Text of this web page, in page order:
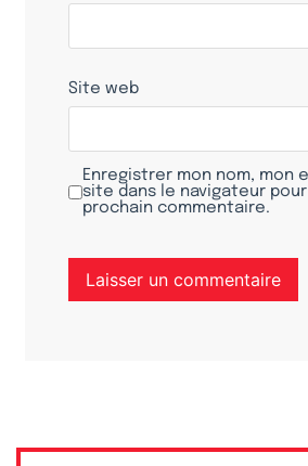
Site web
Enregistrer mon nom, mon
site dans le navigateur
prochain commentaire.